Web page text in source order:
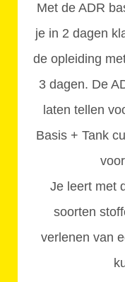
Met de ADR
je in 2 dagen
de opleiding
3 dagen. De
laten tellen
Basis + Tank
Je leert met
soorten
verlenen van